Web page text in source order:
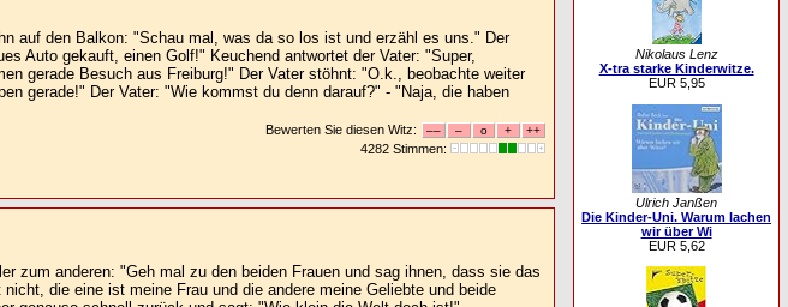
auf den Balkon: "Schau mal, was da so los ist und erzähl es uns." Der
Auto gekauft, einen Golf!" Keuchend antwortet der Vater: "Super,
gerade Besuch aus Freiburg!" Der Vater stöhnt: "O.k., beobachte weiter
gerade!" Der Vater: "Wie kommst du denn darauf?" - "Naja, die haben
Bewerten Sie diesen Witz:
4282 Stimmen:
zum anderen: "Geh mal zu den beiden Frauen und sag ihnen, dass sie das
die eine ist meine Frau und die andere meine Geliebte und beide
Nikolaus Lenz
X-tra starke Kinderwitze.
EUR 5,95
Ulrich Janßen
Die Kinder-Uni. Warum lachen
wir über Wi
EUR 5,62